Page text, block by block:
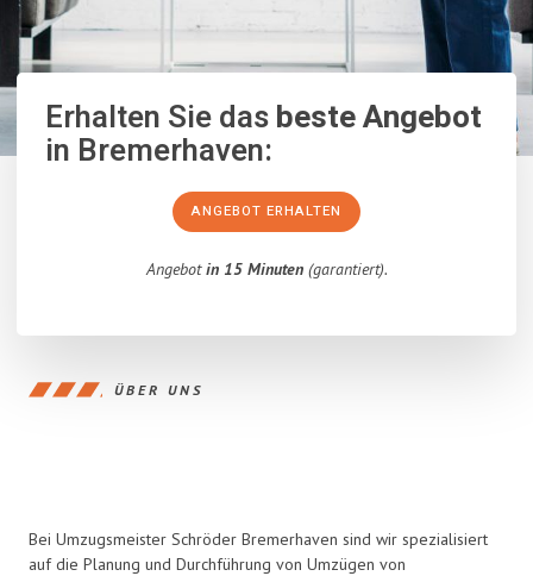
Erhalten Sie dasbeste Angebot
in Bremerhaven:
ANGEBOT ERHALTEN
Angebotin 15 Minuten(garantiert).
ÜBER UNS
Bei Umzugsmeister Schröder Bremerhaven sind wir spezialisiert
auf die Planung und Durchführung von Umzügen von